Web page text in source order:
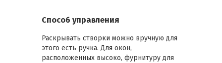
Способ управления
Раскрывать створки можно вручную для
этого есть ручка. Для окон,
расположенных высоко, фурнитуру для